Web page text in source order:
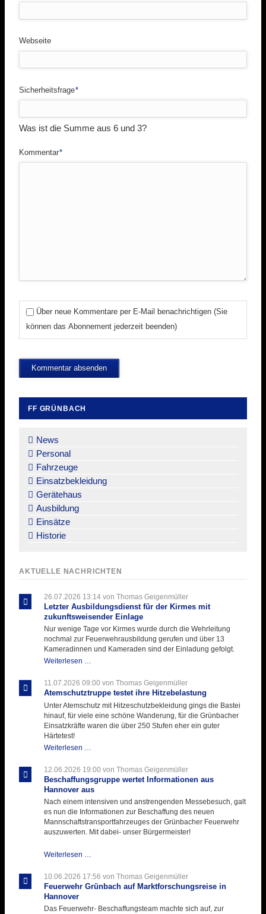
Webseite
Pflichtfeld
Sicherheitsfrage*
Was ist die Summe aus 6 und 3?
Pflichtfeld
Kommentar*
Über neue Kommentare per E-Mail benachrichtigen (Sie
können das Abonnement jederzeit beenden)
Kommentar absenden
FF GRÜNBACH
überspringen
News
Personal
Fahrzeuge
Einsatzbekleidung
Gerätehaus
Ausbildung
Einsätze
Historie
AKTUELLE NACHRICHTEN
26.07.2026 13:14von Thomas Geigenmüller
Letzter Ausbildungsdienst für der Kirmes mit
zukunftsweisender Einlage
Nur wenige Tage vor Kirmes wurde durch die Wehrleitung
nochmal zur Feuerwehrausbildung gerufen und über 13
Kameradinnen und Kameraden sind der Einladung gefolgt.
Weiterlesen …
für
der
11.07.2026 09:00 von Thomas Geigenmüller
Atemschutztruppe testet ihre Hitzebelastung
Unter Atemschutz mit Hitzeschutzbekleidung gings die Bastei
hinauf, für viele eine schöne Wanderung, für die Grünbacher
Einsatzkräfte waren die über 250 Stufen eher ein guter
Härtetest!
Weiterlesen …
ihre
Hitzebelastung
12.06.2026 19:00 von Thomas Geigenmüller
Beschaffungsgruppe wertet Informationen aus
Hannover aus
Nach einem intensiven und anstrengenden Messebesuch, galt
es nun die Informationen zur Beschaffung des neuen
Mannschaftstransportfahrzeuges der Grünbacher Feuerwehr
auszuwerten. Mit dabei- unser Bürgermeister!
Weiterlesen …
Informationen
aus
aus
10.06.2026 17:56 von Thomas Geigenmüller
Feuerwehr Grünbach auf Marktforschungsreise in
Hannover
Das Feuerwehr- Beschaffungsteam machte sich auf, zur